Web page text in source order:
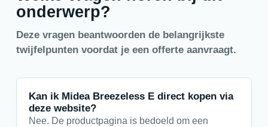
onderwerp?
Deze vragen beantwoorden de belangrijkste
twijfelpunten voordat je een offerte aanvraagt.
Kan ik Midea Breezeless E direct kopen via
deze website?
Nee. De productpagina is bedoeld om een